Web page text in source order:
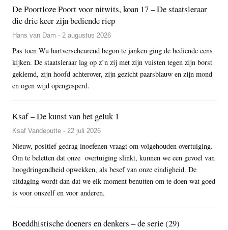
De Poortloze Poort voor nitwits, koan 17 – De staatsleraar
die drie keer zijn bediende riep
Hans van Dam - 2 augustus 2026
Pas toen Wu hartverscheurend begon te janken ging de bediende eens
kijken. De staatsleraar lag op z’n zij met zijn vuisten tegen zijn borst
geklemd, zijn hoofd achterover, zijn gezicht paarsblauw en zijn mond
en ogen wijd opengesperd.
Ksaf – De kunst van het geluk 1
Ksaf Vandeputte - 22 juli 2026
Nieuw, positief gedrag inoefenen vraagt om volgehouden overtuiging.
Om te beletten dat onze overtuiging slinkt, kunnen we een gevoel van
hoogdringendheid opwekken, als besef van onze eindigheid. De
uitdaging wordt dan dat we elk moment benutten om te doen wat goed
is voor onszelf en voor anderen.
Boeddhistische doeners en denkers – de serie (29)